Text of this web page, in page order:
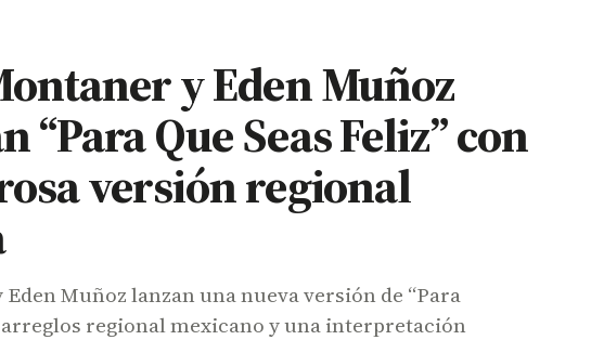
y Eden Muñoz
“Para Que Seas Feliz” con
versión regional
Muñoz lanzan una nueva versión de “Para
arreglos regional mexicano y una interpretación